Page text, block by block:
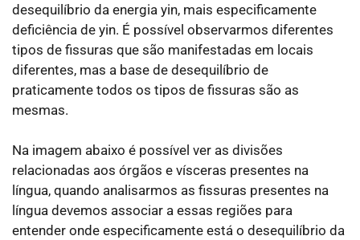
desequilíbrio da energia yin, mais especificamente
deficiência de yin. É possível observarmos diferentes
tipos de fissuras que são manifestadas em locais
diferentes, mas a base de desequilíbrio de
praticamente todos os tipos de fissuras são as
mesmas.
Na imagem abaixo é possível ver as divisões
relacionadas aos órgãos e vísceras presentes na
língua, quando analisarmos as fissuras presentes na
língua devemos associar a essas regiões para
entender onde especificamente está o desequilíbrio da